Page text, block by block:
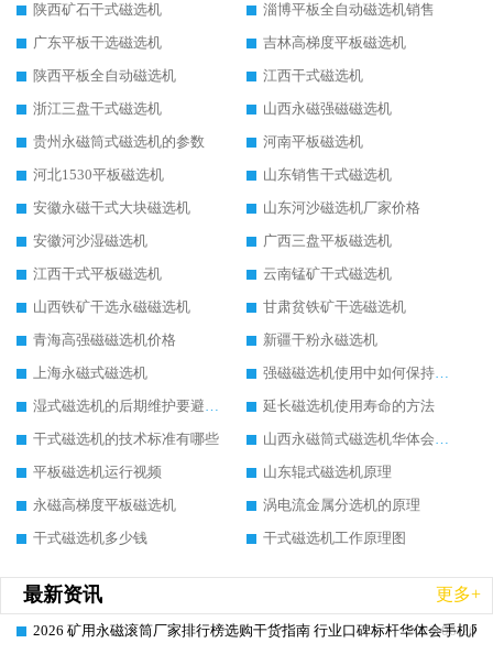
陕西矿石干式磁选机
淄博平板全自动磁选机销售
广东平板干选磁选机
吉林高梯度平板磁选机
陕西平板全自动磁选机
江西干式磁选机
浙江三盘干式磁选机
山西永磁强磁磁选机
贵州永磁筒式磁选机的参数
河南平板磁选机
河北1530平板磁选机
山东销售干式磁选机
安徽永磁干式大块磁选机
山东河沙磁选机厂家价格
安徽河沙湿磁选机
广西三盘平板磁选机
江西干式平板磁选机
云南锰矿干式磁选机
山西铁矿干选永磁磁选机
甘肃贫铁矿干选磁选机
青海高强磁磁选机价格
新疆干粉永磁选机
上海永磁式磁选机
强磁磁选机使用中如何保持其顺畅运行
湿式磁选机的后期维护要避开哪些坑
延长磁选机使用寿命的方法
干式磁选机的技术标准有哪些
山西永磁筒式磁选机华体会手机网页版-华体会(中国)
平板磁选机运行视频
山东辊式磁选机原理
永磁高梯度平板磁选机
涡电流金属分选机的原理
干式磁选机多少钱
干式磁选机工作原理图
最新资讯 更多+
2026-06-26
2026 矿用永磁滚筒厂家排行榜选购干货指南 行业口碑标杆华体会手机网